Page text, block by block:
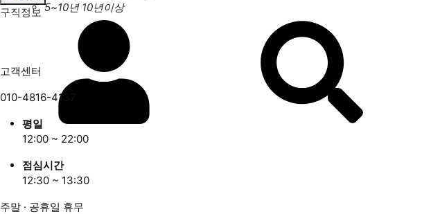
구직정보 5~10년 10년이상
고객센터
010-4816-4137
평일
12:00 ~ 22:00
점심시간
12:30 ~ 13:30
주말 · 공휴일 휴무